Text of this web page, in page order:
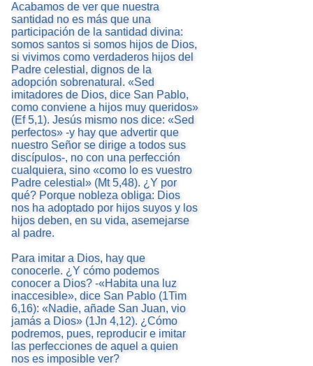
Acabamos de ver que nuestra
santidad no es más que una
participación de la santidad divina:
somos santos si somos hijos de Dios,
si vivimos como verdaderos hijos del
Padre celestial, dignos de la
adopción sobrenatural. «Sed
imitadores de Dios, dice San Pablo,
como conviene a hijos muy queridos»
(Ef 5,1). Jesús mismo nos dice: «Sed
perfectos» -y hay que advertir que
nuestro Señor se dirige a todos sus
discípulos-, no con una perfección
cualquiera, sino «como lo es vuestro
Padre celestial» (Mt 5,48). ¿Y por
qué? Porque nobleza obliga: Dios
nos ha adoptado por hijos suyos y los
hijos deben, en su vida, asemejarse
al padre.
Para imitar a Dios, hay que
conocerle. ¿Y cómo podemos
conocer a Dios? -«Habita una luz
inaccesible», dice San Pablo (1Tim
6,16): «Nadie, añade San Juan, vio
jamás a Dios» (1Jn 4,12). ¿Cómo
podremos, pues, reproducir e imitar
las perfecciones de aquel a quien
nos es imposible ver?